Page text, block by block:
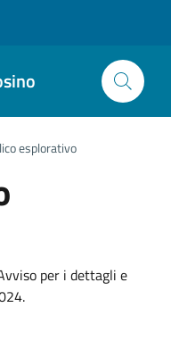
esplorativo
per i dettagli e